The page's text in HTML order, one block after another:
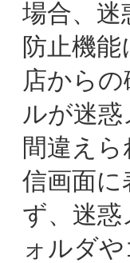
場合、迷
防止機
店から
ルが迷
間違え
信画面に
ず、迷
ォルダ